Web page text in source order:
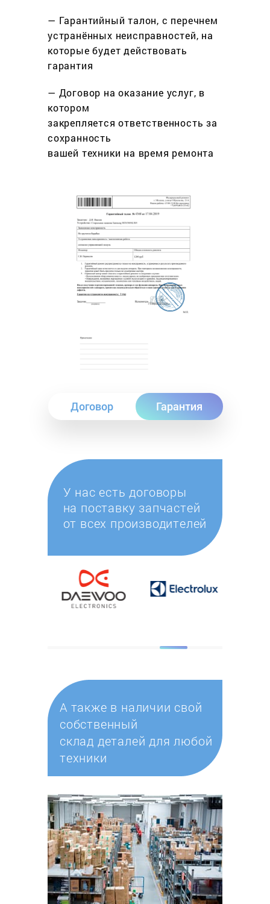
— Гарантийный талон, с перечнем
устранённых неисправностей, на
которые будет действовать
гарантия
— Договор на оказание услуг, в
котором
закрепляется ответственность за
сохранность
вашей техники на время ремонта
Договор Гарантия
У нас есть договоры
на поставку запчастей
от всех производителей
А также в наличии свой
собственный
склад деталей для любой
техники